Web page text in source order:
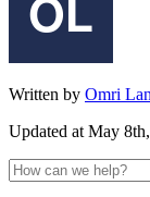
Written by Omri
Updated at May